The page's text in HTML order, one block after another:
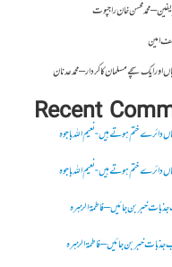
– محمد محسن خان راجپوت
امین
اور ایک سچے مسلمان کا کردار – محمد عدنان
Recent
دائرے ختم ہوتے ہیں- نعیم اللہ باجوہ
دائرے ختم ہوتے ہیں- نعیم اللہ باجوہ
خبر بن جائیں – فاطمۃالزہرہ
خبر بن جائیں – فاطمۃالزہرہ